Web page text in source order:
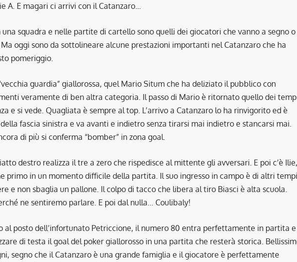
A. E magari ci arrivi con il Catanzaro…
squadra e nelle partite di cartello sono quelli dei giocatori che vanno a segno o
oggi sono da sottolineare alcune prestazioni importanti nel Catanzaro che ha
pomeriggio.
guardia” giallorossa, quel Mario Situm che ha deliziato il pubblico con
veramente di ben altra categoria. Il passo di Mario è ritornato quello dei
e si vede. Quagliata è sempre al top. L’arrivo a Catanzaro lo ha rinvigorito ed è
fascia sinistra e va avanti e indietro senza tirarsi mai indietro e stancarsi mai.
di più si conferma “bomber” in zona goal.
destro realizza il tre a zero che rispedisce al mittente gli avversari. E poi c’è Ilie,
primo in un momento difficile della partita. Il suo ingresso in campo è di altri
e non sbaglia un pallone. Il colpo di tacco che libera al tiro Biasci è alta scuola.
ne sentiremo parlare. E poi dal nulla… Coulibaly!
al posto dell’infortunato Petriccione, il numero 80 entra perfettamente in partita e
di testa il goal del poker giallorosso in una partita che resterà storica.
segno che il Catanzaro è una grande famiglia e il giocatore è perfettamente